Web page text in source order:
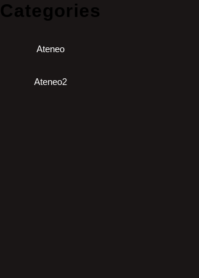
Categories
Ateneo
Ateneo2